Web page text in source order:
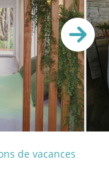
de vacances